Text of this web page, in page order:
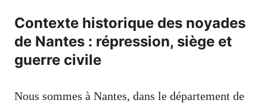
Contexte historique des noyades
de Nantes : répression, siège et
guerre civile
Nous sommes à Nantes, dans le département de